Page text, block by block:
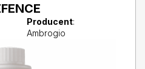
Producent:
Ambrogio